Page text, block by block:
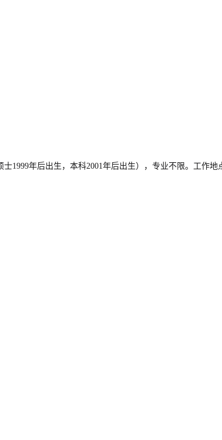
1999年后出生，本科2001年后出生），专业不限。工作